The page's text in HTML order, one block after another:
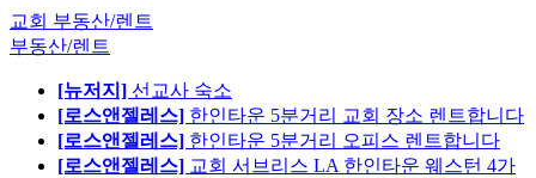
교회 부동산/렌트
부동산/렌트
[뉴저지] 선교사 숙소
[로스앤젤레스] 한인타운 5분거리 교회 장소 렌트합니다
[로스앤젤레스] 한인타운 5분거리 오피스 렌트합니다
[로스앤젤레스] 교회 서브리스 LA 한인타운 웨스턴 4가